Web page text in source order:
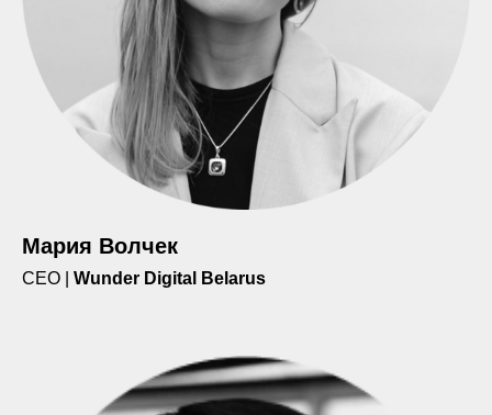
Мария Волчек
CEO | Wunder Digital Belarus